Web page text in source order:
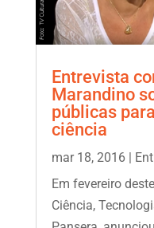
Entrevista
Marandino
públicas
ciência
mar 18, 2016|
Em fevereiro
Ciência,